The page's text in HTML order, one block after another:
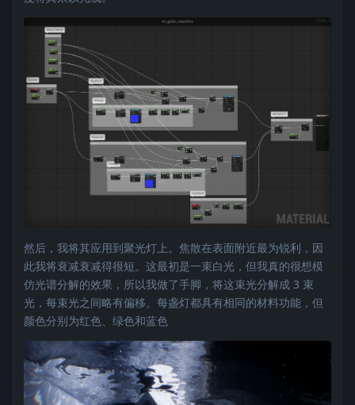
然后，我将其应用到聚光灯上。焦散在表面附近最为锐利，因
此我将衰减衰减得很短。这最初是一束白光，但我真的很想模
仿光谱分解的效果，所以我做了手脚，将这束光分解成 3 束
光，每束光之间略有偏移。每盏灯都具有相同的材料功能，但
颜色分别为红色、绿色和蓝色